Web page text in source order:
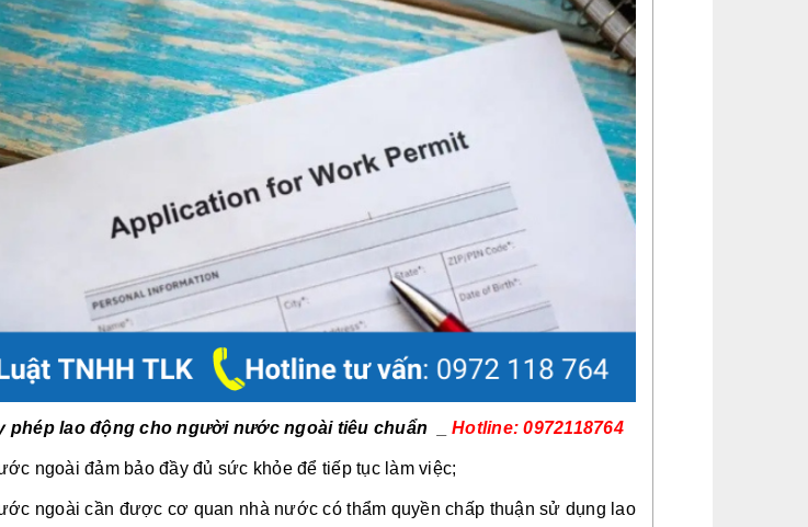
phép lao động cho người nước ngoài tiêu chuẩn _ Hotline: 0972118764
ngoài đảm bảo đầy đủ sức khỏe để tiếp tục làm việc;
ngoài cần được cơ quan nhà nước có thẩm quyền chấp thuận sử dụng lao